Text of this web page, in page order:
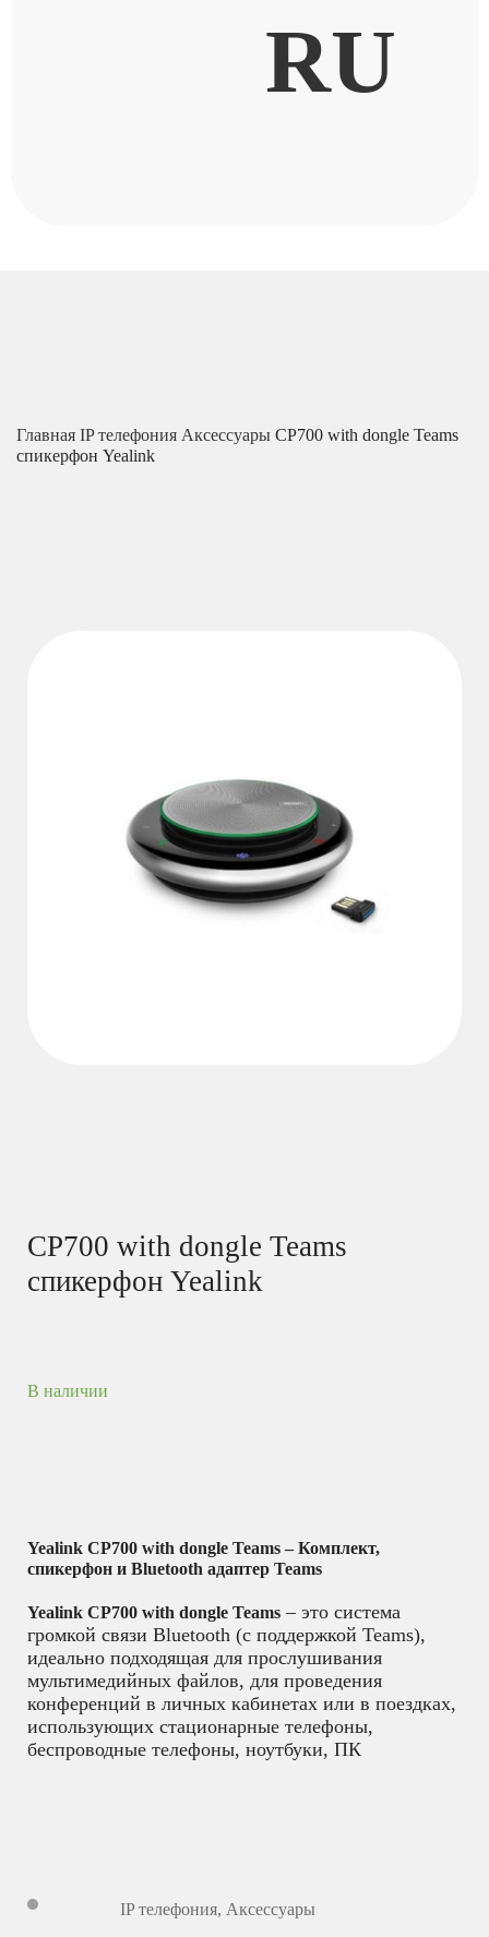
RU
Главная IP телефония Аксессуары CP700 with dongle Teams
спикерфон Yealink
CP700 with dongle Teams
спикерфон Yealink
В наличии
Yealink CP700 with dongle Teams – Комплект,
спикерфон и Bluetooth адаптер Teams
Yealink CP700 with dongle Teams – это система
громкой связи Bluetooth (с поддержкой Teams),
идеально подходящая для прослушивания
мультимедийных файлов, для проведения
конференций в личных кабинетах или в поездках,
использующих стационарные телефоны,
беспроводные телефоны, ноутбуки, ПК
IP телефония, Аксессуары